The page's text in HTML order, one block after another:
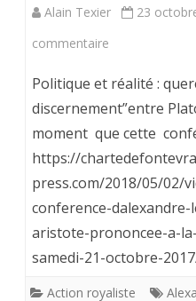
Alain Texier 23
commentaire
2017.
Alexandre
LEVIONNOIS
conférence
avec
Platon
Politique et réalité :
discernement”entre
moment que cette
https://
press.com/2018/05/02/
conference-
aristote-prononcee-a-
samedi-21-octobre-
Action royaliste